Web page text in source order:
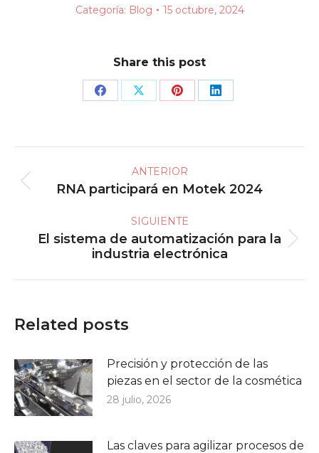
Categoría: Blog 15 octubre, 2024
Share this post
Share Share Share Share
entre
publicaciones
ANTERIOR
Publicación
RNA participará en Motek 2024
SIGUIENTE
Publicación
siguiente:
El sistema de automatización para la
industria electrónica
Related posts
Precisión y protección de las
piezas en el sector de la cosmética
28 julio, 2026
Las claves para agilizar procesos de